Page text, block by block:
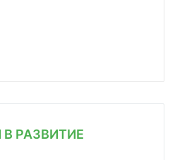
РАЗВИТИЕ